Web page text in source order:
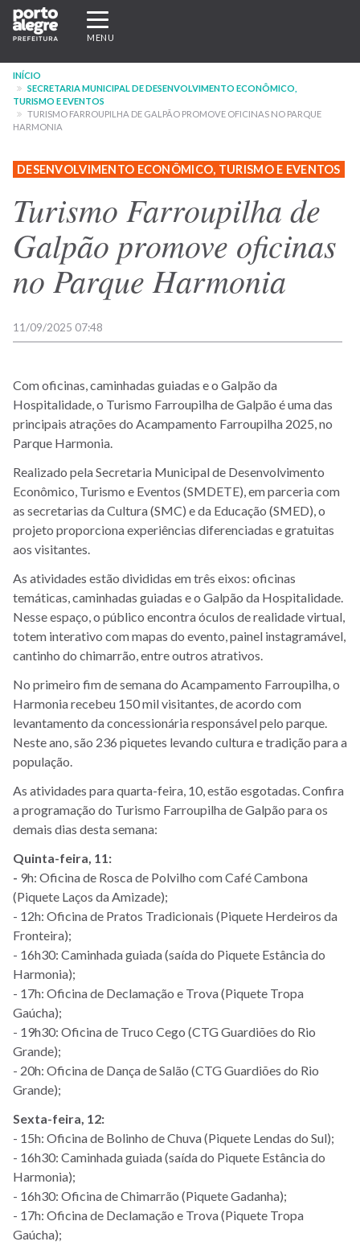
Pular
para
conteúdo
principal
Expandir/recolher
navegação
MENU
INÍCIO
SECRETARIA MUNICIPAL DE DESENVOLVIMENTO ECONÔMICO,
TURISMO E EVENTOS
TURISMO FARROUPILHA DE GALPÃO PROMOVE OFICINAS NO PARQUE
HARMONIA
DESENVOLVIMENTO ECONÔMICO, TURISMO E EVENTOS
Turismo Farroupilha de
Galpão promove oficinas
no Parque Harmonia
11/09/2025 07:48
Com oficinas, caminhadas guiadas e o Galpão da
Hospitalidade, o Turismo Farroupilha de Galpão é uma das
principais atrações do Acampamento Farroupilha 2025, no
Parque Harmonia.
Realizado pela Secretaria Municipal de Desenvolvimento
Econômico, Turismo e Eventos (SMDETE), em parceria com
as secretarias da Cultura (SMC) e da Educação (SMED), o
projeto proporciona experiências diferenciadas e gratuitas
aos visitantes.
As atividades estão divididas em três eixos: oficinas
temáticas, caminhadas guiadas e o Galpão da Hospitalidade.
Nesse espaço, o público encontra óculos de realidade virtual,
totem interativo com mapas do evento, painel instagramável,
cantinho do chimarrão, entre outros atrativos.
No primeiro fim de semana do Acampamento Farroupilha, o
Harmonia recebeu 150 mil visitantes, de acordo com
levantamento da concessionária responsável pelo parque.
Neste ano, são 236 piquetes levando cultura e tradição para a
população.
As atividades para quarta-feira, 10, estão esgotadas. Confira
a programação do Turismo Farroupilha de Galpão para os
demais dias desta semana:
Quinta-feira, 11:
- 9h: Oficina de Rosca de Polvilho com Café Cambona
(Piquete Laços da Amizade);
- 12h: Oficina de Pratos Tradicionais (Piquete Herdeiros da
Fronteira);
- 16h30: Caminhada guiada (saída do Piquete Estância do
Harmonia);
- 17h: Oficina de Declamação e Trova (Piquete Tropa
Gaúcha);
- 19h30: Oficina de Truco Cego (CTG Guardiões do Rio
Grande);
- 20h: Oficina de Dança de Salão (CTG Guardiões do Rio
Grande);
Sexta-feira, 12:
- 15h: Oficina de Bolinho de Chuva (Piquete Lendas do Sul);
- 16h30: Caminhada guiada (saída do Piquete Estância do
Harmonia);
- 16h30: Oficina de Chimarrão (Piquete Gadanha);
- 17h: Oficina de Declamação e Trova (Piquete Tropa
Gaúcha);